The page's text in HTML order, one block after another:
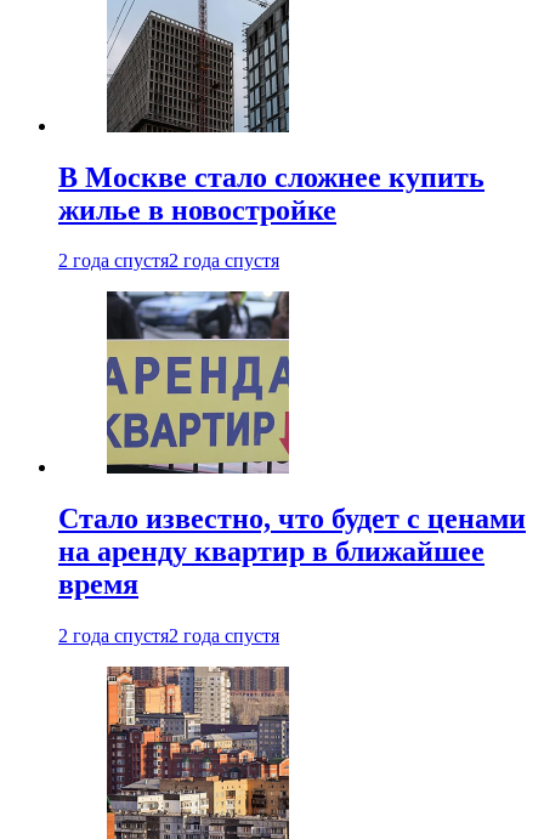
В Москве стало сложнее купить
жилье в новостройке
2 года спустя2 года спустя
Стало известно, что будет с ценами
на аренду квартир в ближайшее
время
2 года спустя2 года спустя